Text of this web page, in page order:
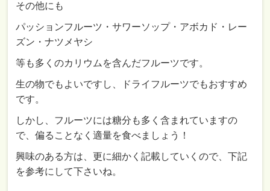
その他にも
パッションフルーツ・サワーソップ・アボカド・レー
ズン・ナツメヤシ
等も多くのカリウムを含んだフルーツです。
生の物でもよいですし、ドライフルーツでもおすすめ
です。
しかし、フルーツには糖分も多く含まれていますの
で、偏ることなく適量を食べましょう！
興味のある方は、更に細かく記載していくので、下記
を参考にして下さいね。